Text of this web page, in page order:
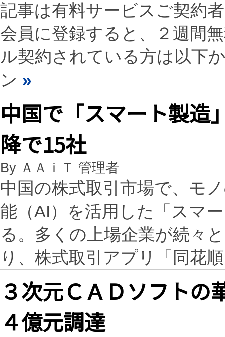
記事は有料サービスご契約
会員に登録すると、２週間
ル契約されている方は以下
ン »
中国で「スマート製造
降で15社
By ＡＡｉＴ 管理者
中国の株式取引市場で、モ
能（AI）を活用した「スマ
る。多くの上場企業が続々
り、株式取引アプリ「同花
３次元ＣＡＤソフトの
４億元調達